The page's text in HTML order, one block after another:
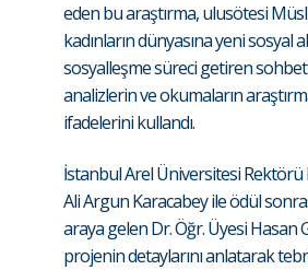
eden bu araştırma, ulusötesi
kadınların dünyasına yeni sosyal
sosyalleşme süreci getiren
analizlerin ve okumaların
ifadelerini kullandı.
İstanbul Arel Üniversitesi Rektörü
Ali Argun Karacabey ile ödül
araya gelen Dr. Öğr. Üyesi Hasan
projenin detaylarını anlatarak